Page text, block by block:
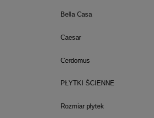
Bella Casa
Caesar
Cerdomus
PŁYTKI ŚCIENNE
Rozmiar płytek